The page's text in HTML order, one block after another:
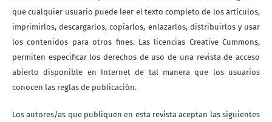
que cualquier usuario puede leer el texto completo de los artículos,
imprimirlos, descargarlos, copiarlos, enlazarlos, distribuirlos y usar
los contenidos para otros fines. Las licencias Creative Cummons,
permiten especificar los derechos de uso de una revista de acceso
abierto disponible en Internet de tal manera que los usuarios
conocen las reglas de publicación.
Los autores/as que publiquen en esta revista aceptan las siguientes